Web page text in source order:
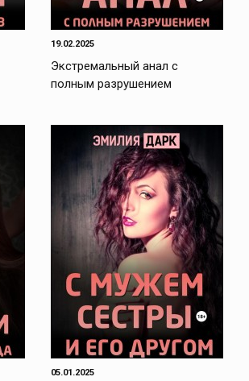
19.02.2025
Экстремальный анал с
полным разрушением
05.01.2025